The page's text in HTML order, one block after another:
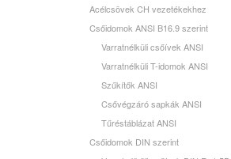
Acélcsövek CH vezetékekhez
Csőidomok ANSI B16.9 szerint
Varratnélküli csőívek ANSI
Varratnélküli T-idomok ANSI
Szűkítők ANSI
Csővégzáró sapkák ANSI
Tűréstáblázat ANSI
Csőidomok DIN szerint